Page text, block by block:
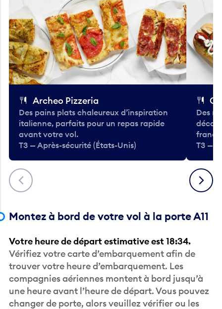
Précédent
Archeo Pizzeria
Des pains plats chaleureux d’inspiration
italienne, parfaits pour un repas rapide
avant votre vol.
T3 — Après-sécurité (États-Unis)
Des
T3 —
Suivant
Montez à bord de votre vol à la porte A11
Votre heure de départ estimative est 18:34.
Vérifiez votre carte d’embarquement afin de
trouver votre heure d’embarquement. Les
compagnies aériennes montent à bord jusqu’à
une heure avant l’heure de départ. Vous pouvez
changer de porte, alors veuillez vérifier ou les